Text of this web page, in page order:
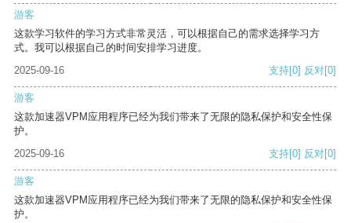
游客
这款学习软件的学习方式非常灵活，可以根据自己的需求选择学习方
式。我可以根据自己的时间安排学习进度。
2025-09-16
支持[0] 反对[0]
游客
这款加速器VPM应用程序已经为我们带来了无限的隐私保护和安全性保
护。
2025-09-16
支持[0] 反对[0]
游客
这款加速器VPM应用程序已经为我们带来了无限的隐私保护和安全性保
护。